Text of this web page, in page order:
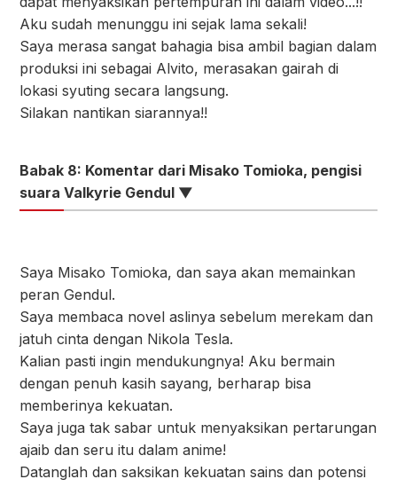
Aku sudah menunggu ini sejak lama sekali!
Saya merasa sangat bahagia bisa ambil bagian dalam
produksi ini sebagai Alvito, merasakan gairah di
lokasi syuting secara langsung.
Silakan nantikan siarannya!!
Babak 8: Komentar dari Misako Tomioka, pengisi
suara Valkyrie Gendul ▼
Saya Misako Tomioka, dan saya akan memainkan
peran Gendul.
Saya membaca novel aslinya sebelum merekam dan
jatuh cinta dengan Nikola Tesla.
Kalian pasti ingin mendukungnya! Aku bermain
dengan penuh kasih sayang, berharap bisa
memberinya kekuatan.
Saya juga tak sabar untuk menyaksikan pertarungan
ajaib dan seru itu dalam anime!
Datanglah dan saksikan kekuatan sains dan potensi